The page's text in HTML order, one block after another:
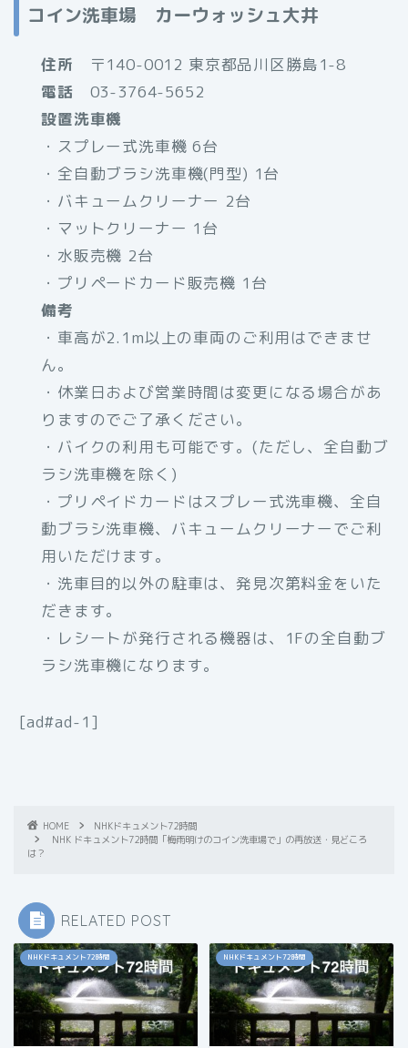
コイン洗車場 カーウォッシュ大井
住所 〒140-0012 東京都品川区勝島1-8
電話 03-3764-5652
設置洗車機
・スプレー式洗車機 6台
・全自動ブラシ洗車機(門型) 1台
・バキュームクリーナー 2台
・マットクリーナー 1台
・水販売機 2台
・プリペードカード販売機 1台
備考
・車高が2.1m以上の車両のご利用はできませ
ん。
・休業日および営業時間は変更になる場合があ
りますのでご了承ください。
・バイクの利用も可能です。(ただし、全自動ブ
ラシ洗車機を除く)
・プリペイドカードはスプレー式洗車機、全自
動ブラシ洗車機、バキュームクリーナーでご利
用いただけます。
・洗車目的以外の駐車は、発見次第料金をいた
だきます。
・レシートが発行される機器は、1Fの全自動ブ
ラシ洗車機になります。
[ad#ad-1]
HOME
NHKドキュメント72時間
NHK ドキュメント72時間「梅雨明けのコイン洗車場で」の再放送・見どころ
は？
RELATED POST
NHKドキュメント72時間 NHKドキュメント72時間